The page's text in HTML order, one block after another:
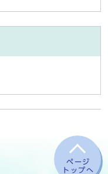
ページ
トップへ